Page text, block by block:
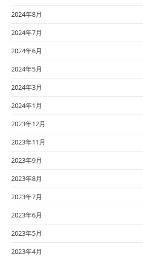
2024年8月
2024年7月
2024年6月
2024年5月
2024年3月
2024年1月
2023年12月
2023年11月
2023年9月
2023年8月
2023年7月
2023年6月
2023年5月
2023年4月